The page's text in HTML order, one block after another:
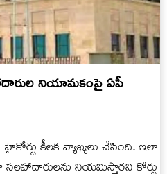
నియామకంపై ఏపీ
కీలక వ్యాఖ్యలు చేసింది. ఇలా
సలహాదారులను నియమిస్తారని కోర్టు